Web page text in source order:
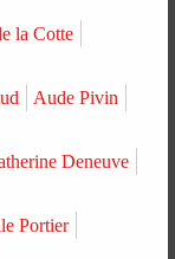
la Cotte
Aude Pivin
Deneuve
Portier